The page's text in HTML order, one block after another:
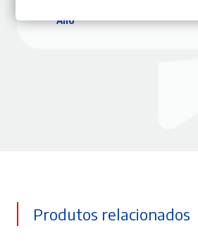
Ano
Produtos relacionados